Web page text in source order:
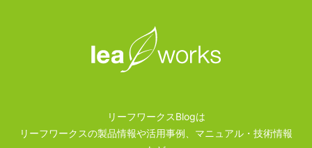
リーフワークスBlogは
リーフワークスの製品情報や活用事例、マニュアル・技術情報